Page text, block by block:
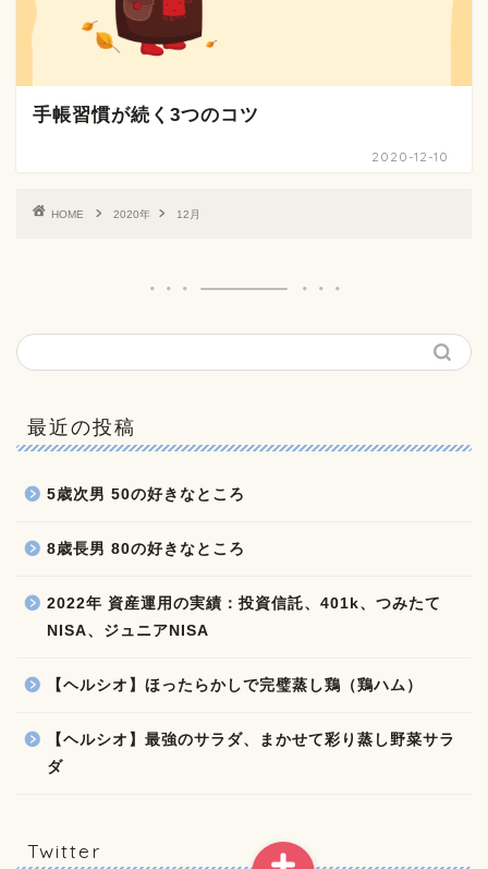
手帳習慣が続く3つのコツ
2020-12-10
HOME 2020年 12月
最近の投稿
5歳次男 50の好きなところ
8歳長男 80の好きなところ
2022年 資産運用の実績：投資信託、401k、つみたて
NISA、ジュニアNISA
【ヘルシオ】ほったらかしで完璧蒸し鶏（鶏ハム）
【ヘルシオ】最強のサラダ、まかせて彩り蒸し野菜サラ
ダ
Twitter